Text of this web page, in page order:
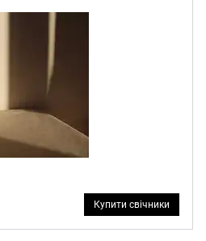
Купити свічники